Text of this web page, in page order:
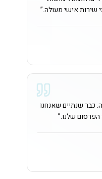
שירות אישי מעולה.”
כבר שנתיים שאנחנו
שלנו.”